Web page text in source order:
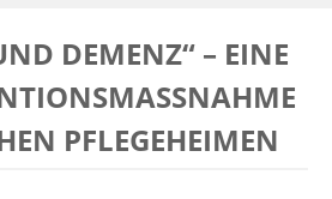
DEMENZ“ – EINE
I
PFLEGEHEIMEN